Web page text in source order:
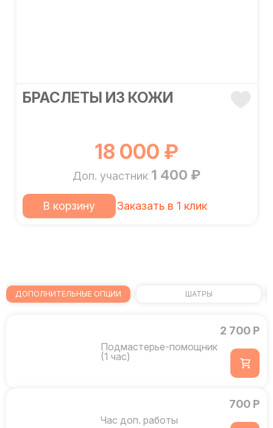
БРАСЛЕТЫ ИЗ КОЖИ
18 000 ₽
Доп. участник 1 400 ₽
В корзину Заказать в 1 клик
ДОПОЛНИТЕЛЬНЫЕ ОПЦИИ ШАТРЫ
Подмастерье-помощник
(1 час)
2 700 Р
Час доп. работы
700 Р